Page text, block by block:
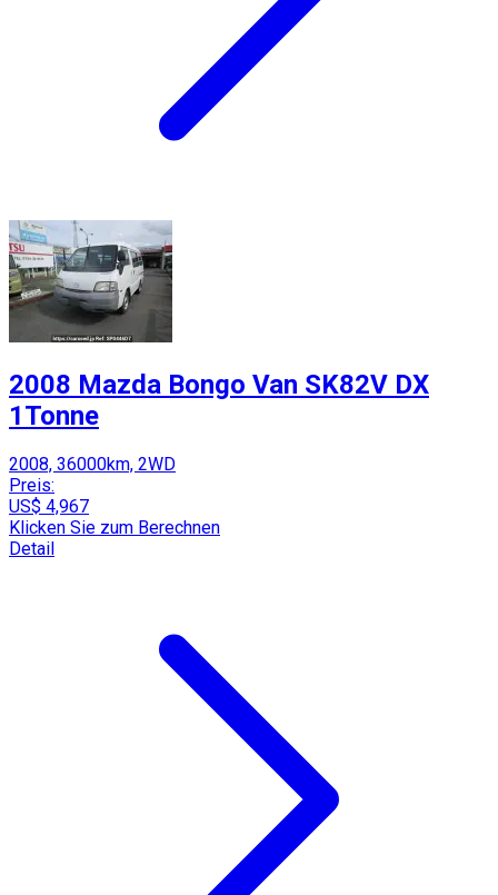
2008 Mazda Bongo Van SK82V DX
1Tonne
2008, 36000km, 2WD
Preis:
US$ 4,967
Klicken Sie zum Berechnen
Detail